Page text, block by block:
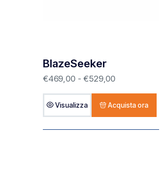
BlazeSeeker
€469,00 - €529,00
Visualizza Acquista ora